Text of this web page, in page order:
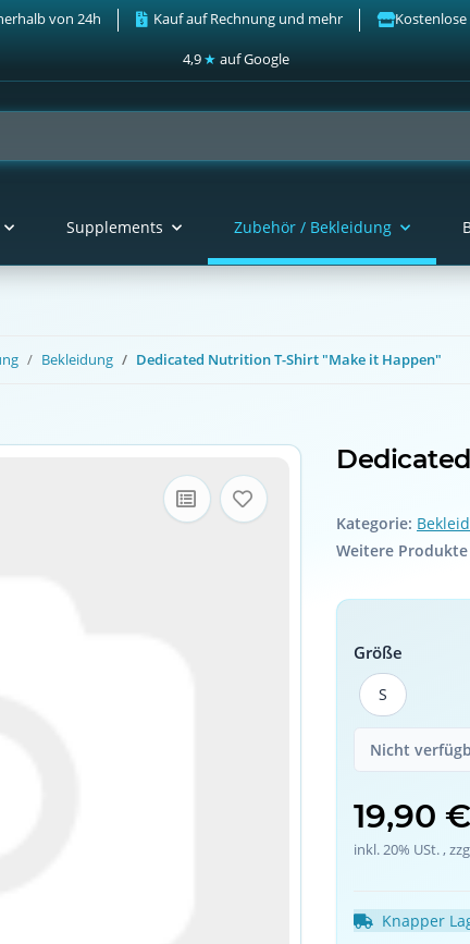
von 24h Kauf auf Rechnung und mehr
4,9★ auf Google
Supplements Zubehör / Bekleidung
Bekleidung Dedicated Nutrition T-Shirt "Make it Happen"
Kategorie:
Weitere
Größe
S
S
Nicht
19,90 €
inkl. 20% USt. ,
Knapper